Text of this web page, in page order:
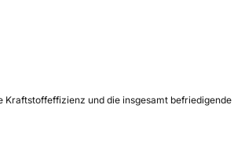
Kraftstoffeffizienz und die insgesamt befriedigende